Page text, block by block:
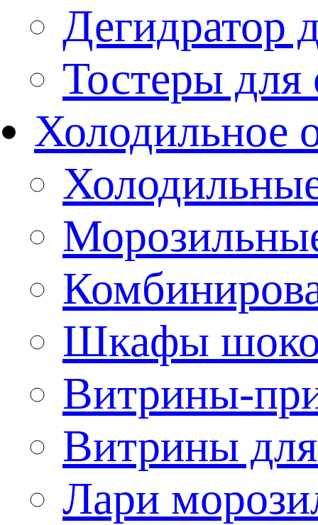
Дегидратор
Тостеры
Холодильное
Шкафы
Витрины-
Витрины
Лари